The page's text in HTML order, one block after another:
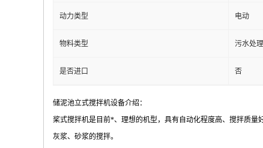
动力类型 电动
物料类型 污水处理
是否进口 否
储泥池立式搅拌机设备介绍：
桨式搅拌机是目前*、理想的机型，具有自动化程度高、搅拌质
灰浆、砂浆的搅拌。